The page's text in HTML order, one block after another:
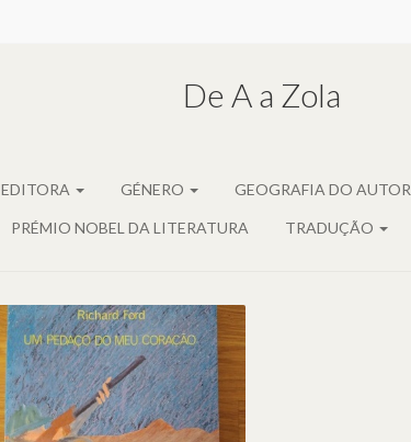
De A a Zola
EDITORA GÉNERO GEOGRAFIA DO AUTOR
PRÉMIO NOBEL DA LITERATURA TRADUÇÃO
UM PEDAÇO DO MEU
CORAÇÃO, DE